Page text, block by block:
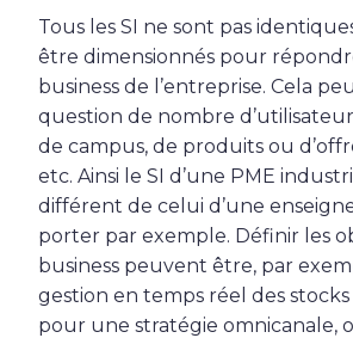
Tous les SI ne sont pas
être dimensionnés pour
business de l’entreprise. Cela
question de nombre
de campus, de produits ou
etc. Ainsi le SI d’une PME
différent de celui d’une
porter par exemple. Définir les
business peuvent être, par
gestion en temps réel des
pour une stratégie omnicanale,